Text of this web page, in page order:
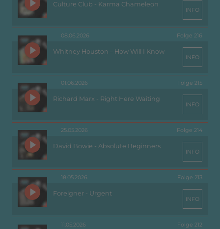
Culture Club - Karma Chameleon
INFO
08.06.2026 Folge 216
Whitney Houston – How Will I Know
INFO
01.06.2026 Folge 215
Richard Marx - Right Here Waiting
INFO
25.05.2026 Folge 214
David Bowie - Absolute Beginners
INFO
18.05.2026 Folge 213
Foreigner - Urgent
INFO
11.05.2026 Folge 212